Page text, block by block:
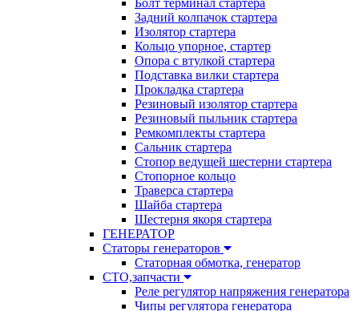
Болт терминал стартера
Задний колпачок стартера
Изолятор стартера
Кольцо упорное, стартер
Опора с втулкой стартера
Подставка вилки стартера
Прокладка стартера
Резиновый изолятор стартера
Резиновый пыльник стартера
Ремкомплекты стартера
Сальник стартера
Стопор ведущей шестерни стартера
Стопорное кольцо
Траверса стартера
Шайба стартера
Шестерня якоря стартера
ГЕНЕРАТОР
Статоры генераторов
Статорная обмотка, генератор
СТО,запчасти
Реле регулятор напряжения генератора
Чипы регулятора генератора